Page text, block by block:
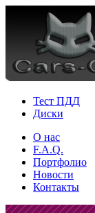
Тест ПДД
Диски
О нас
F.A.Q.
Портфолио
Новости
Контакты